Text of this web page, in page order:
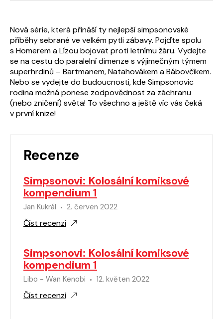
Nová série, která přináší ty nejlepší simpsonovské
příběhy sebrané ve velkém pytli zábavy. Pojďte spolu
s Homerem a Lízou bojovat proti letnímu žáru. Vydejte
se na cestu do paralelní dimenze s výjimečným týmem
superhrdinů – Bartmanem, Natahovákem a Bábovčíkem.
Nebo se vydejte do budoucnosti, kde Simpsonovic
rodina možná ponese zodpovědnost za záchranu
(nebo zničení) světa! To všechno a ještě víc vás čeká
v první knize!
Recenze
Simpsonovi: Kolosální komiksové
kompendium 1
Jan Kukrál 2. červen 2022
Číst recenzi
Simpsonovi: Kolosální komiksové
kompendium 1
Libo - Wan Kenobi 12. květen 2022
Číst recenzi